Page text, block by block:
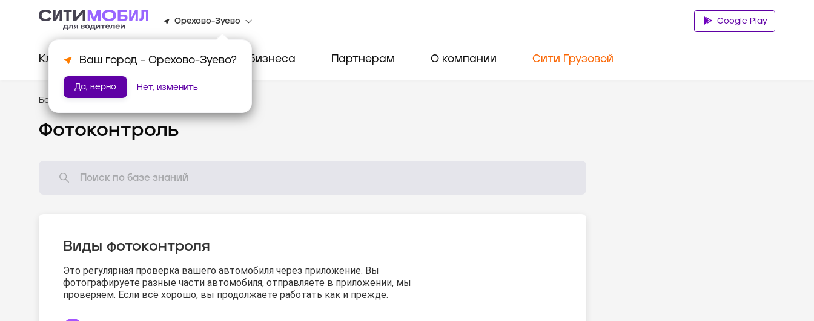
Орехово-Зуево
Ваш город - Орехово-Зуево?
Да, верно Нет, изменить
Google Play
Клиентам Водителям Для бизнеса Партнерам О компании Сити Грузовой
База знаний /Как всё устроено?
Фотоконтроль
Виды фотоконтроля
Это регулярная проверка вашего автомобиля через приложение. Вы
фотографируете разные части автомобиля, отправляете в приложении, мы
проверяем. Если всё хорошо, вы продолжаете работать как и прежде.